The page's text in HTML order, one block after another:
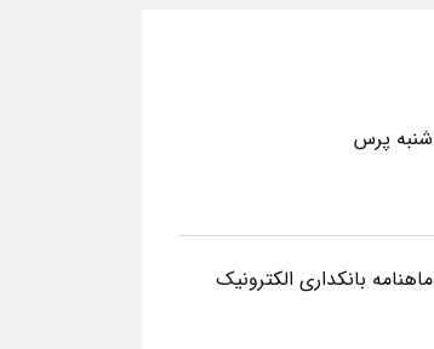
شنبه پرس
ماهنامه بانکداری الکترونیک